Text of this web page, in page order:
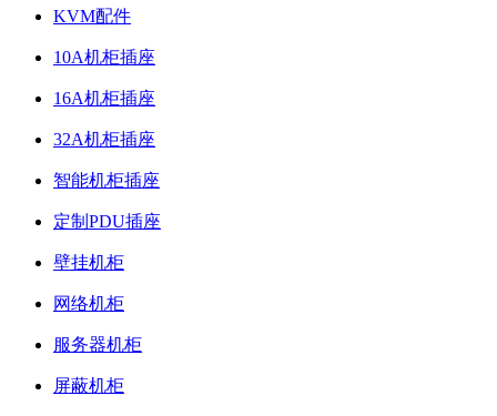
KVM配件
10A机柜插座
16A机柜插座
32A机柜插座
智能机柜插座
定制PDU插座
壁挂机柜
网络机柜
服务器机柜
屏蔽机柜